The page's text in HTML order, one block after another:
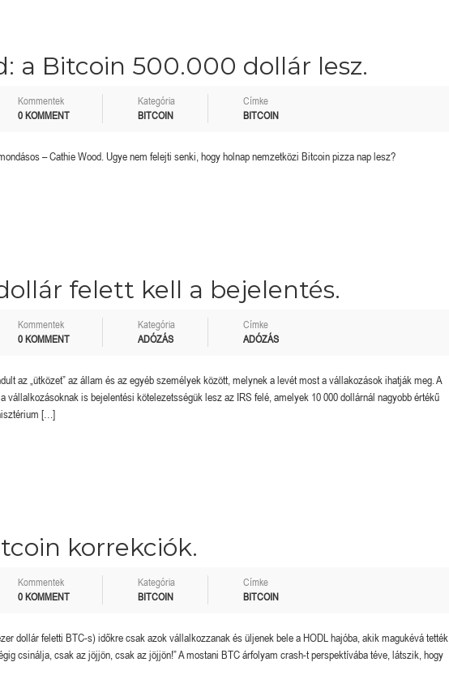
a Bitcoin 500.000 dollár lesz.
Kommentek
0 KOMMENT
Kategória
BITCOIN
Címke
BITCOIN
– Cathie Wood. Ugye nem felejti senki, hogy holnap nemzetközi Bitcoin pizza nap lesz?
felett kell a bejelentés.
Kommentek
0 KOMMENT
Kategória
ADÓZÁS
Címke
ADÓZÁS
az „ütközet” az állam és az egyéb személyek között, melynek a levét most a vállakozások ihatják meg. A
vállalkozásoknak is bejelentési kötelezetsségük lesz az IRS felé, amelyek 10 000 dollárnál nagyobb értékű
[…]
korrekciók.
Kommentek
0 KOMMENT
Kategória
BITCOIN
Címke
BITCOIN
dollár feletti BTC-s) időkre csak azok vállalkozzanak és üljenek bele a HODL hajóba, akik magukévá tették
csinálja, csak az jöjjön, csak az jöjjön!” A mostani BTC árfolyam crash-t perspektívába téve, látszik, hogy